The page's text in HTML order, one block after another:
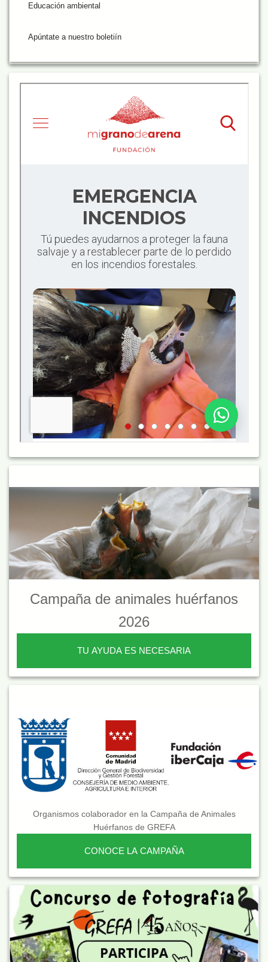
Educación ambiental
Apúntate a nuestro boletiín
Campaña de animales huérfanos
2026
TU AYUDA ES NECESARIA
Organismos colaborador en la Campaña de Animales
Huérfanos de GREFA
CONOCE LA CAMPAÑA